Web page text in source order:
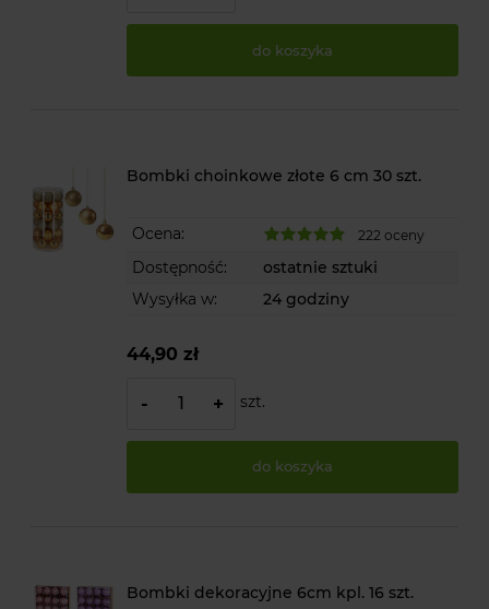
do koszyka
Bombki choinkowe złote 6 cm 30 szt.
Ocena: 222 oceny
Dostępność:
ostatnie sztuki
Wysyłka w:
24 godziny
44,90 zł
- + szt.
do koszyka
Bombki dekoracyjne 6cm kpl. 16 szt.